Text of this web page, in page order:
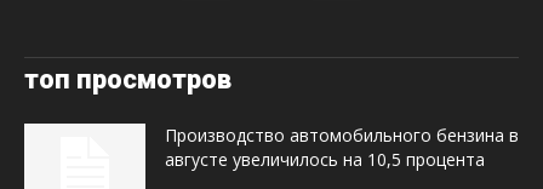
топ просмотров
Производство автомобильного бензина в
августе увеличилось на 10,5 процента